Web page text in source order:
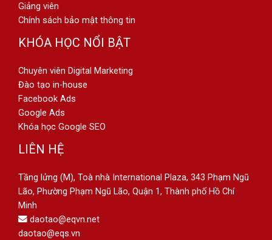
Giảng viên
Chính sách bảo mật thông tin
KHÓA HỌC NỔI BẬT
Chuyên viên Digital Marketing
Đào tạo in-house
Facebook Ads
Google Ads
Khóa học Google SEO
LIÊN HỆ
Tầng lửng (M), Toà nhà International Plaza, 343 Phạm Ngũ
Lão, Phường Phạm Ngũ Lão, Quận 1, Thành phố Hồ Chí
Minh
daotao@eqvn.net
daotao@eqs.vn